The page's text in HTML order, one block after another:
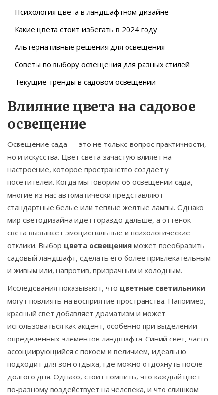
Психология цвета в ландшафтном дизайне
Какие цвета стоит избегать в 2024 году
Альтернативные решения для освещения
Советы по выбору освещения для разных стилей
Текущие тренды в садовом освещении
Влияние цвета на садовое
освещение
Освещение сада — это не только вопрос практичности,
но и искусства. Цвет света зачастую влияет на
настроение, которое пространство создает у
посетителей. Когда мы говорим об освещении сада,
многие из нас автоматически представляют
стандартные белые или теплые желтые лампы. Однако
мир светодизайна идет гораздо дальше, а оттенок
света вызывает эмоциональные и психологические
отклики. Выбор цвета освещения может преобразить
садовый ландшафт, сделать его более привлекательным
и живым или, напротив, призрачным и холодным.
Исследования показывают, что цветные светильники
могут повлиять на восприятие пространства. Например,
красный свет добавляет драматизм и может
использоваться как акцент, особенно при выделении
определенных элементов ландшафта. Синий свет, часто
ассоциирующийся с покоем и величием, идеально
подходит для зон отдыха, где можно отдохнуть после
долгого дня. Однако, стоит помнить, что каждый цвет
по-разному воздействует на человека, и что слишком